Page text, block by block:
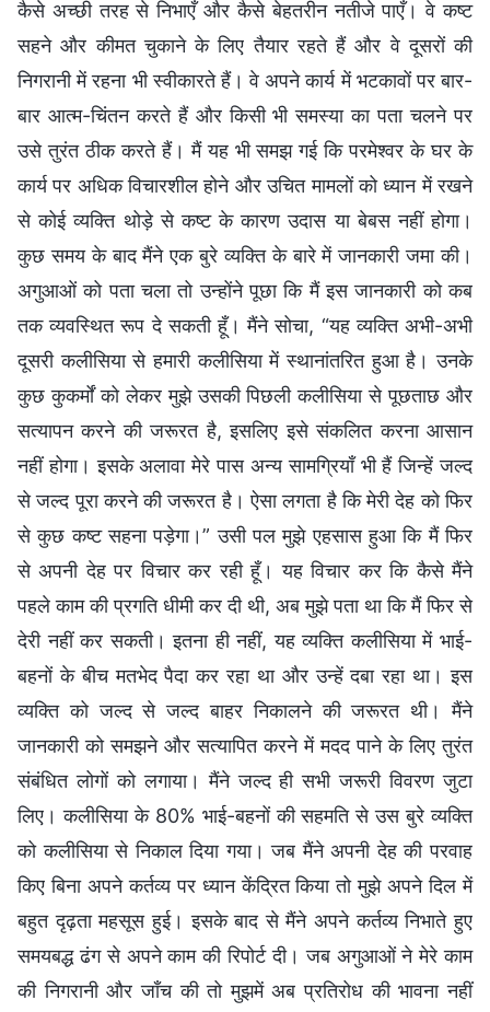
कैसे अच्छी तरह से निभाएँ और कैसे बेहतरीन नतीजे पाएँ। वे कष्ट
सहने और कीमत चुकाने के लिए तैयार रहते हैं और वे दूसरों की
निगरानी में रहना भी स्वीकारते हैं। वे अपने कार्य में भटकावों पर बार-
बार आत्म-चिंतन करते हैं और किसी भी समस्या का पता चलने पर
उसे तुरंत ठीक करते हैं। मैं यह भी समझ गई कि परमेश्वर के घर के
कार्य पर अधिक विचारशील होने और उचित मामलों को ध्यान में रखने
से कोई व्यक्ति थोड़े से कष्ट के कारण उदास या बेबस नहीं होगा।
कुछ समय के बाद मैंने एक बुरे व्यक्ति के बारे में जानकारी जमा की।
अगुआओं को पता चला तो उन्होंने पूछा कि मैं इस जानकारी को कब
तक व्यवस्थित रूप दे सकती हूँ। मैंने सोचा, “यह व्यक्ति अभी-अभी
दूसरी कलीसिया से हमारी कलीसिया में स्थानांतरित हुआ है। उनके
कुछ कुकर्मों को लेकर मुझे उसकी पिछली कलीसिया से पूछताछ और
सत्यापन करने की जरूरत है, इसलिए इसे संकलित करना आसान
नहीं होगा। इसके अलावा मेरे पास अन्य सामग्रियाँ भी हैं जिन्हें जल्द
से जल्द पूरा करने की जरूरत है। ऐसा लगता है कि मेरी देह को फिर
से कुछ कष्ट सहना पड़ेगा।” उसी पल मुझे एहसास हुआ कि मैं फिर
से अपनी देह पर विचार कर रही हूँ। यह विचार कर कि कैसे मैंने
पहले काम की प्रगति धीमी कर दी थी, अब मुझे पता था कि मैं फिर से
देरी नहीं कर सकती। इतना ही नहीं, यह व्यक्ति कलीसिया में भाई-
बहनों के बीच मतभेद पैदा कर रहा था और उन्हें दबा रहा था। इस
व्यक्ति को जल्द से जल्द बाहर निकालने की जरूरत थी। मैंने
जानकारी को समझने और सत्यापित करने में मदद पाने के लिए तुरंत
संबंधित लोगों को लगाया। मैंने जल्द ही सभी जरूरी विवरण जुटा
लिए। कलीसिया के 80% भाई-बहनों की सहमति से उस बुरे व्यक्ति
को कलीसिया से निकाल दिया गया। जब मैंने अपनी देह की परवाह
किए बिना अपने कर्तव्य पर ध्यान केंद्रित किया तो मुझे अपने दिल में
बहुत दृढ़ता महसूस हुई। इसके बाद से मैंने अपने कर्तव्य निभाते हुए
समयबद्ध ढंग से अपने काम की रिपोर्ट दी। जब अगुआओं ने मेरे काम
की निगरानी और जाँच की तो मुझमें अब प्रतिरोध की भावना नहीं